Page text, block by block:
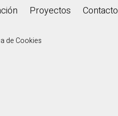
Proyectos Contacto
de Cookies